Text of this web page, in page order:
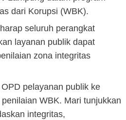
dari Korupsi (WBK).
seluruh perangkat
layanan publik dapat
zona integritas
pelayanan publik ke
WBK. Mari tunjukkan
integritas,